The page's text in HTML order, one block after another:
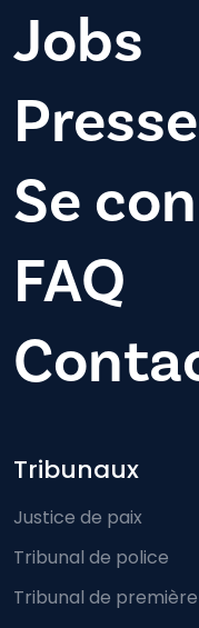
Jobs
Presse
Se
FAQ
Footer-
Tribunaux
Justice de paix
Tribunal de police
Tribunal de